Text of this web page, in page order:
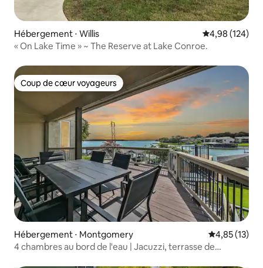
Hébergement ⋅ Willis Évaluation
4,98 (124)
« On Lake Time » ~ The Reserve at Lake Conroe.
Coup de cœur voyageurs
Coup de cœur voyageurs
Hébergement ⋅ Montgomery Évaluation
4,85 (13)
4 chambres au bord de l'eau | Jacuzzi, terrasse de